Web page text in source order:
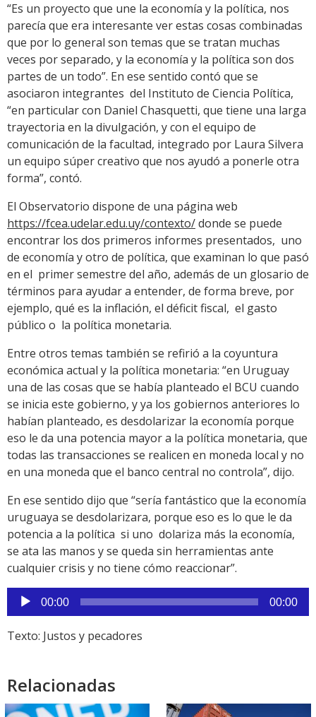
“Es un proyecto que une la economía y la política, nos
parecía que era interesante ver estas cosas combinadas
que por lo general son temas que se tratan muchas
veces por separado, y la economía y la política son dos
partes de un todo”. En ese sentido contó que se
asociaron integrantes del Instituto de Ciencia Política,
“en particular con Daniel Chasquetti, que tiene una larga
trayectoria en la divulgación, y con el equipo de
comunicación de la facultad, integrado por Laura Silvera
un equipo súper creativo que nos ayudó a ponerle otra
forma”, contó.
El Observatorio dispone de una página web
https://fcea.udelar.edu.uy/contexto/donde se puede
encontrar los dos primeros informes presentados, uno
de economía y otro de política, que examinan lo que pasó
en el primer semestre del año, además de un glosario de
términos para ayudar a entender, de forma breve, por
ejemplo, qué es la inflación, el déficit fiscal, el gasto
público o la política monetaria.
Entre otros temas también se refirió a la coyuntura
económica actual y la política monetaria: “en Uruguay
una de las cosas que se había planteado el BCU cuando
se inicia este gobierno, y ya los gobiernos anteriores lo
habían planteado, es desdolarizar la economía porque
eso le da una potencia mayor a la política monetaria, que
todas las transacciones se realicen en moneda local y no
en una moneda que el banco central no controla”, dijo.
En ese sentido dijo que “sería fantástico que la economía
uruguaya se desdolarizara, porque eso es lo que le da
potencia a la política si uno dolariza más la economía,
se ata las manos y se queda sin herramientas ante
cualquier crisis y no tiene cómo reaccionar”.
Reproductor
de
audio
00:00 00:00
Texto: Justos y pecadores
Relacionadas